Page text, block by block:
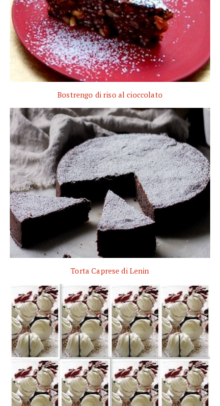
Bostrengo di riso al cioccolato
Torta Caprese di Lenin